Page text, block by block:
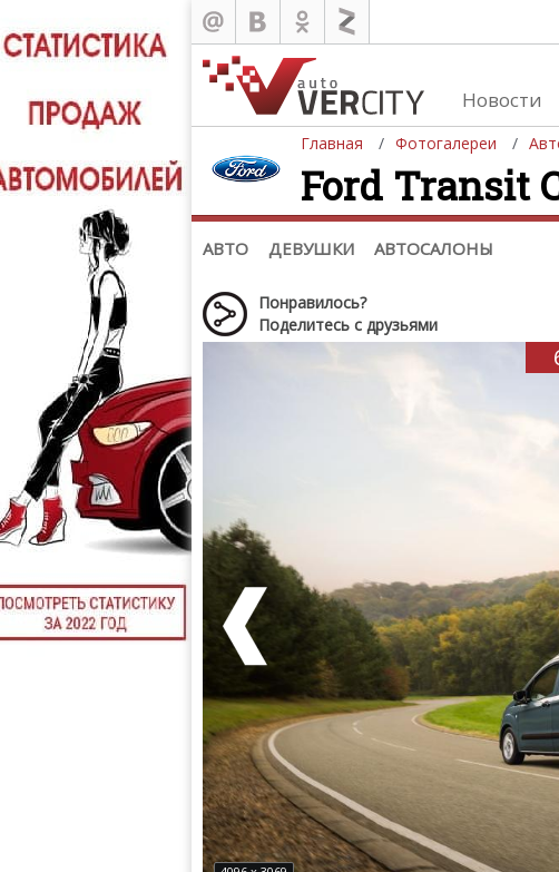
Новости
Главная Фотогалереи
Ford Transit
АВТО ДЕВУШКИ АВТОСАЛОНЫ
Автомобили
Последние добавления
Список марок
(+1102)
Девушки
Девушки
Понравилось?
Поделитесь с друзьями